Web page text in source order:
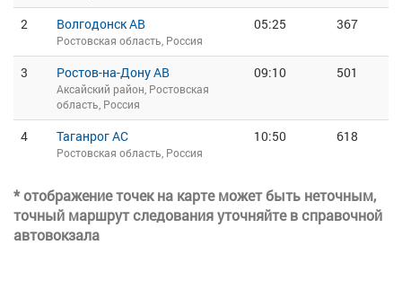
2 Волгодонск АВ
Ростовская область, Россия
05:25 367
3 Ростов-на-Дону АВ
Аксайский район, Ростовская
область, Россия
09:10 501
4 Таганрог АС
Ростовская область, Россия
10:50 618
* отображение точек на карте может быть неточным,
точный маршрут следования уточняйте в справочной
автовокзала